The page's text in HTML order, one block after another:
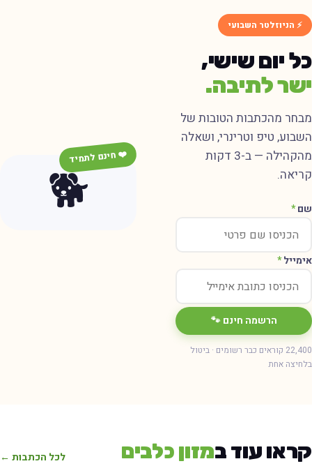
⚡ הניוזלטר השבועי
כל יום שישי,
ישר לתיבה.
מבחר מהכתבות הטובות של
השבוע, טיפ וטרינרי, ושאלה
מהקהילה — ב-3 דקות
קריאה.
שם*
אימייל*
הרשמה חינם 🐾
22,400 קוראים כבר רשומים · ביטול
בלחיצה אחת
🐕
❤️ חינם לתמיד
קראו עוד במזון כלבים לכל הכתבות ←